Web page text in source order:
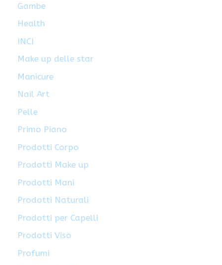
Gambe
Health
INCI
Make up delle star
Manicure
Nail Art
Pelle
Primo Piano
Prodotti Corpo
Prodotti Make up
Prodotti Mani
Prodotti Naturali
Prodotti per Capelli
Prodotti Viso
Profumi